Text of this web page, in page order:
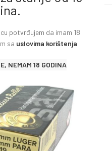
potvrđujem da imam 18
sa uslovima korištenja
NEMAM 18 GODINA
9mm LUGER JHP 124gr 8g